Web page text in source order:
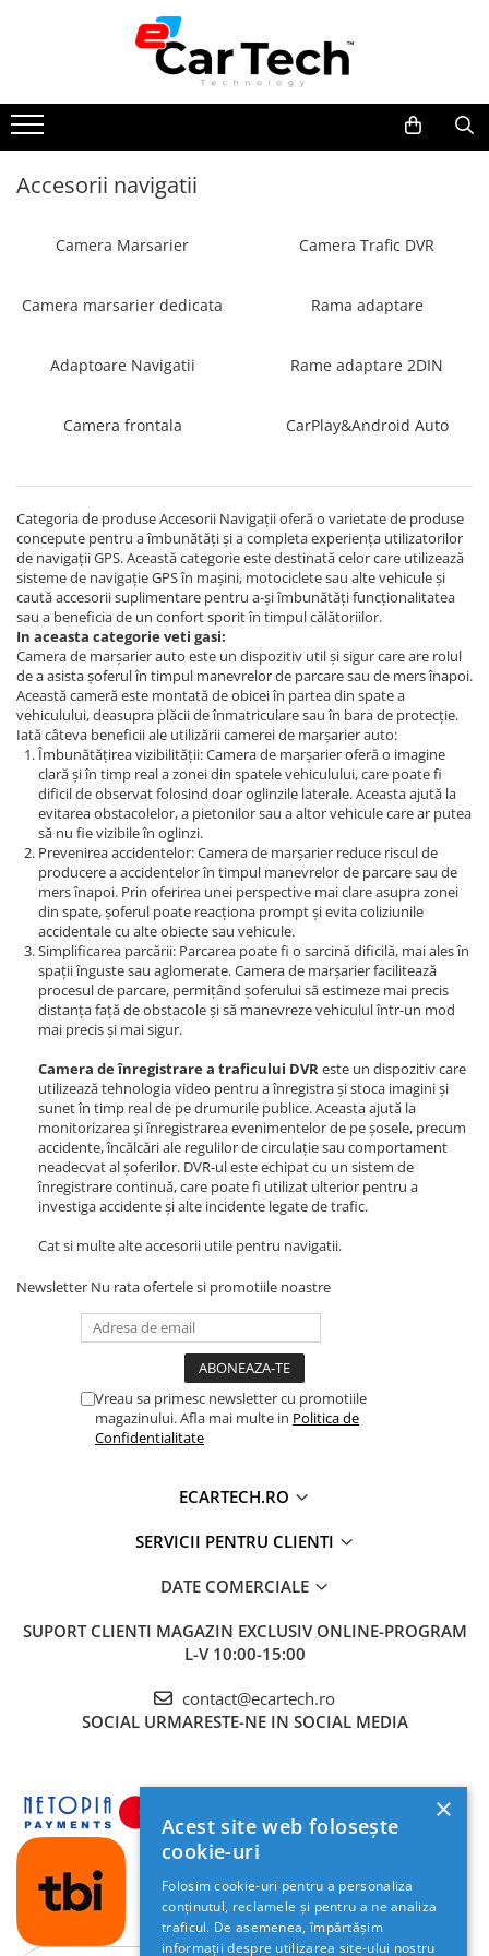
Summer sale
Navigatie dedicata
Navigatii Skoda
Navigatii Toyota
Navigatii Peugeot
Navigatii Audi
Navigatii BMW
Navigatii Mercedes
Navigatii Fiat
Navigatii Nissan
Navigatii Citroen
Navigatii Suzuki
Navigatii Mitsubishi
Navigatii Volvo
Navigatii KIA
Navigatii Renault
Navigatii Mazda
Navigatii Smart
Navigatii Chevrolet
Navigatii Honda
Navigatii Jeep
Navigatii Porsche
Navigatii Land Rover
Navigatii Iveco
Navigatii Chrysler
Navigatie universala
Playere auto
Navigatii 2 DIN
Navigatii 1 DIN
Navigatie GPS Portabil
Accesorii navigatii
CarPlay&Android Auto
Camera Trafic DVR
Rama adaptare
Rame adaptare 2DIN
Accesorii auto
Senzori Parcare
Electrice auto
Redresoare Auto
Modulatoare Auto FM
Accesorii navigatii
Camera Marsarier Camera Trafic DVR
Camera marsarier dedicata Rama adaptare
Adaptoare Navigatii Rame adaptare 2DIN
Camera frontala CarPlay&Android Auto
Categoria de produse Accesorii Navigații oferă o varietate de produse
concepute pentru a îmbunătăți și a completa experiența utilizatorilor
de navigații GPS. Această categorie este destinată celor care utilizează
sisteme de navigație GPS în mașini, motociclete sau alte vehicule și
caută accesorii suplimentare pentru a-și îmbunătăți funcționalitatea
sau a beneficia de un confort sporit în timpul călătoriilor.
In aceasta categorie veti gasi:
Camera de marșarier auto este un dispozitiv util și sigur care are rolul
de a asista șoferul în timpul manevrelor de parcare sau de mers înapoi.
Această cameră este montată de obicei în partea din spate a
vehiculului, deasupra plăcii de înmatriculare sau în bara de protecție.
Iată câteva beneficii ale utilizării camerei de marșarier auto:
Îmbunătățirea vizibilității: Camera de marșarier oferă o imagine
clară și în timp real a zonei din spatele vehiculului, care poate fi
dificil de observat folosind doar oglinzile laterale. Aceasta ajută la
evitarea obstacolelor, a pietonilor sau a altor vehicule care ar putea
să nu fie vizibile în oglinzi.
Prevenirea accidentelor: Camera de marșarier reduce riscul de
producere a accidentelor în timpul manevrelor de parcare sau de
mers înapoi. Prin oferirea unei perspective mai clare asupra zonei
din spate, șoferul poate reacționa prompt și evita coliziunile
accidentale cu alte obiecte sau vehicule.
Simplificarea parcării: Parcarea poate fi o sarcină dificilă, mai ales în
spații înguste sau aglomerate. Camera de marșarier facilitează
procesul de parcare, permițând șoferului să estimeze mai precis
distanța față de obstacole și să manevreze vehiculul într-un mod
mai precis și mai sigur.
Camera de înregistrare a traficului DVReste un dispozitiv care
utilizează tehnologia video pentru a înregistra și stoca imagini și
sunet în timp real de pe drumurile publice. Aceasta ajută la
monitorizarea și înregistrarea evenimentelor de pe șosele, precum
accidente, încălcări ale regulilor de circulație sau comportament
neadecvat al șoferilor. DVR-ul este echipat cu un sistem de
înregistrare continuă, care poate fi utilizat ulterior pentru a
investiga accidente și alte incidente legate de trafic.
Cat si multe alte accesorii utile pentru navigatii.
Newsletter Nu rata ofertele si promotiile noastre
Vreau sa primesc newsletter cu promotiile
magazinului. Afla mai multe in Politica de
Confidentialitate
ECARTECH.RO
SERVICII PENTRU CLIENTI
DATE COMERCIALE
SUPORT CLIENTI MAGAZIN EXCLUSIV ONLINE-PROGRAM
L-V 10:00-15:00
contact@ecartech.ro
SOCIAL URMARESTE-NE IN SOCIAL MEDIA
×
Acest site web folosește
cookie-uri
Folosim cookie-uri pentru a personaliza
conținutul, reclamele și pentru a ne analiza
traficul. De asemenea, împărtășim
informații despre utilizarea site-ului nostru